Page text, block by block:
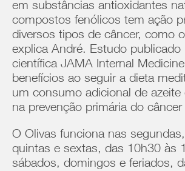
em substâncias antioxidantes
compostos fenólicos tem ação
diversos tipos de câncer, como
explica André. Estudo publicado
científica JAMA Internal
benefícios ao seguir a dieta
um consumo adicional de azeite
na prevenção primária do
O Olivas funciona nas
quintas e sextas, das 10h30 às
sábados, domingos e feriados,